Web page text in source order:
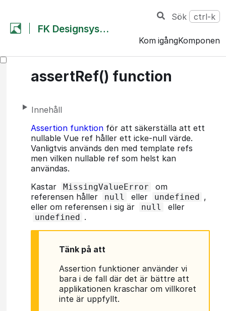
FK Designsystem
Kom igång
Sök ctrl-k
assertRef() function
Innehåll
Assertion funktion för att säkerställa att ett
nullable Vue ref håller ett icke-null värde.
Vanligtvis används den med template refs
men vilken nullable ref som helst kan
användas.
Kastar
MissingValueError
om
referensen håller
null eller undefined ,
eller om referensen i sig är
null eller
undefined .
Tänk på att
Assertion funktioner använder vi
bara i de fall där det är bättre att
applikationen kraschar om villkoret
inte är uppfyllt.